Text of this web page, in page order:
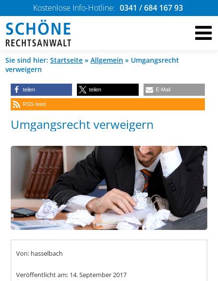
Kostenlose Info-Hotline: 0341 / 684 167 93
Sie sind hier:Startseite »Allgemein » Umgangsrecht
verweigern
teilen teilen E-Mail
RSS-feed
Umgangsrecht verweigern
Von: hasselbach
Veröffentlicht am: 14. September 2017